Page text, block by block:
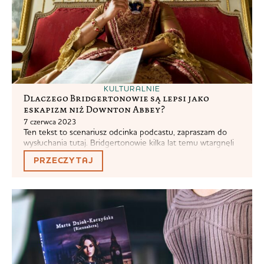
KULTURALNIE
Dlaczego Bridgertonowie są lepsi jako
eskapizm niż Downton Abbey?
7 czerwca 2023
Ten tekst to scenariusz odcinka podcastu, zapraszam do
wysłuchania tutaj. Bridgertonowie kilka lat temu wtargnęli
na nasze ekrany i zrobiło się głośno. A to obrzydliwa
poprawność polityczna, a to niezgodne z epoką stroje i tak
dalej. To trochę jak szukanie realizmu w opowieści o małej
PRZECZYTAJ